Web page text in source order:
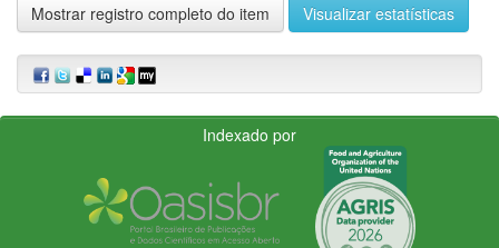
Mostrar registro completo do item Visualizar estatísticas
Indexado por